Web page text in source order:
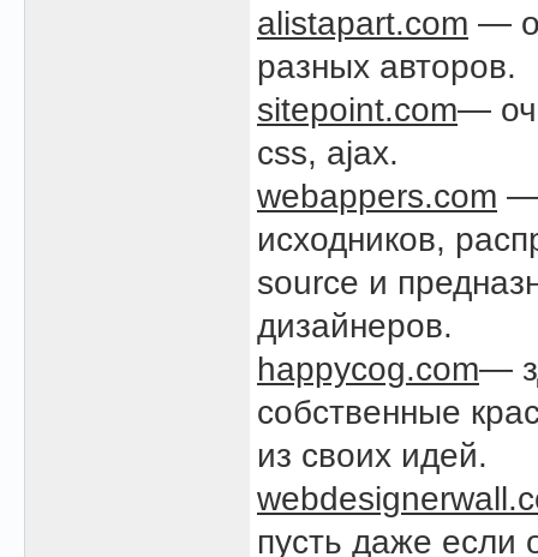
alistapart.com —
разных авторов.
sitepoint.com—
css, ajax.
webappers.com —
исходников,
source и
дизайнеров.
happycog.com—
собственные
из своих идей.
пусть даже если